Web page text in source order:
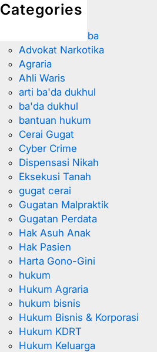
Categories
advokat
Advokat Narkoba
Advokat Narkotika
Agraria
Ahli Waris
arti ba'da dukhul
ba'da dukhul
bantuan hukum
Cerai Gugat
Cyber Crime
Dispensasi Nikah
Eksekusi Tanah
gugat cerai
Gugatan Malpraktik
Gugatan Perdata
Hak Asuh Anak
Hak Pasien
Harta Gono-Gini
hukum
Hukum Agraria
hukum bisnis
Hukum Bisnis & Korporasi
Hukum KDRT
Hukum Keluarga